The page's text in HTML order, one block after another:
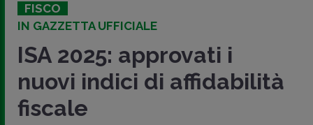
FISCO
IN GAZZETTA UFFICIALE
ISA 2025: approvati i
nuovi indici di affidabilità
fiscale